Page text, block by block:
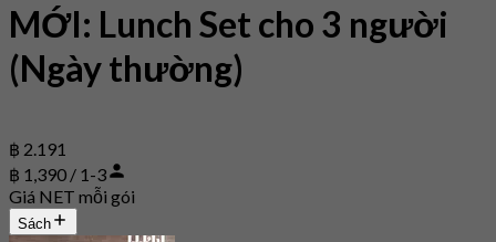
MỚI: Lunch Set cho 3 người
(Ngày thường)
฿ 2.191
฿ 1,390 / 1-3
Giá NET mỗi gói
Sách